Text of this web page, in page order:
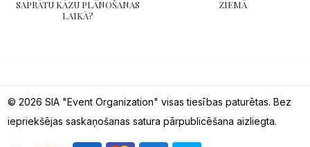
SAPRĀTU KĀZU PLĀNOŠANAS
LAIKĀ?
ZIEMĀ
© 2026 SIA "Event Organization" visas tiesības paturētas. Bez
iepriekšējas saskaņošanas satura pārpublicēšana aizliegta.